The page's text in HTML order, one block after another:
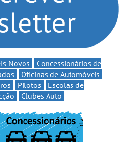
Novos
Concessionários de
Oficinas de Automóveis
Pilotos
Escolas de
Clubes Auto